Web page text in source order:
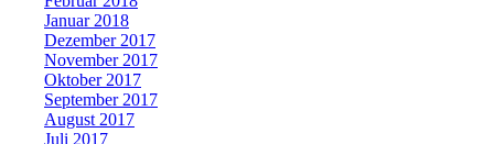
Januar 2018
Dezember 2017
November 2017
Oktober 2017
September 2017
August 2017
Juli 2017